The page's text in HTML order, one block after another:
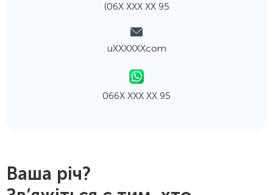
(06Х ХХХ ХХ 95
uХХХХХХcom
066Х ХХХ ХХ 95
Ваша річ?